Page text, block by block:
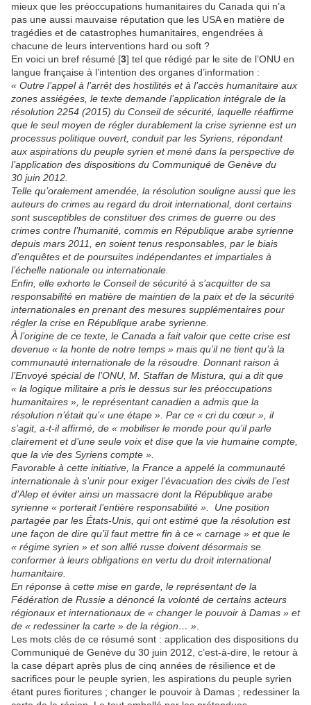
mieux que les préoccupations humanitaires du Canada qui n’a
pas une aussi mauvaise réputation que les USA en matière de
tragédies et de catastrophes humanitaires, engendrées à
chacune de leurs interventions hard ou soft ?
En voici un bref résumé [3] tel que rédigé par le site de l’ONU en
langue française à l’intention des organes d’information :
« Outre l’appel à l’arrêt des hostilités et à l’accès humanitaire aux
zones assiégées, le texte demande l’application intégrale de la
résolution 2254 (2015) du Conseil de sécurité, laquelle réaffirme
que le seul moyen de régler durablement la crise syrienne est un
processus politique ouvert, conduit par les Syriens, répondant
aux aspirations du peuple syrien et mené dans la perspective de
l’application des dispositions du Communiqué de Genève du
30 juin 2012.
Telle qu’oralement amendée, la résolution souligne aussi que les
auteurs de crimes au regard du droit international, dont certains
sont susceptibles de constituer des crimes de guerre ou des
crimes contre l’humanité, commis en République arabe syrienne
depuis mars 2011, en soient tenus responsables, par le biais
d’enquêtes et de poursuites indépendantes et impartiales à
l’échelle nationale ou internationale.
Enfin, elle exhorte le Conseil de sécurité à s’acquitter de sa
responsabilité en matière de maintien de la paix et de la sécurité
internationales en prenant des mesures supplémentaires pour
régler la crise en République arabe syrienne.
À l’origine de ce texte, le Canada a fait valoir que cette crise est
devenue « la honte de notre temps » mais qu’il ne tient qu’à la
communauté internationale de la résoudre. Donnant raison à
l’Envoyé spécial de l’ONU, M. Staffan de Mistura, qui a dit que
« la logique militaire a pris le dessus sur les préoccupations
humanitaires », le représentant canadien a admis que la
résolution n’était qu’« une étape ». Par ce « cri du cœur », il
s’agit, a-t-il affirmé, de « mobiliser le monde pour qu’il parle
clairement et d’une seule voix et dise que la vie humaine compte,
que la vie des Syriens compte ».
Favorable à cette initiative, la France a appelé la communauté
internationale à s’unir pour exiger l’évacuation des civils de l’est
d’Alep et éviter ainsi un massacre dont la République arabe
syrienne « porterait l’entière responsabilité ». Une position
partagée par les États-Unis, qui ont estimé que la résolution est
une façon de dire qu’il faut mettre fin à ce « carnage » et que le
« régime syrien » et son allié russe doivent désormais se
conformer à leurs obligations en vertu du droit international
humanitaire.
En réponse à cette mise en garde, le représentant de la
Fédération de Russie a dénoncé la volonté de certains acteurs
régionaux et internationaux de « changer le pouvoir à Damas » et
de « redessiner la carte » de la région… »
Les mots clés de ce résumé sont : application des dispositions du
Communiqué de Genève du 30 juin 2012, c’est-à-dire, le retour à
la case départ après plus de cinq années de résilience et de
sacrifices pour le peuple syrien, les aspirations du peuple syrien
étant pures fioritures ; changer le pouvoir à Damas ; redessiner la